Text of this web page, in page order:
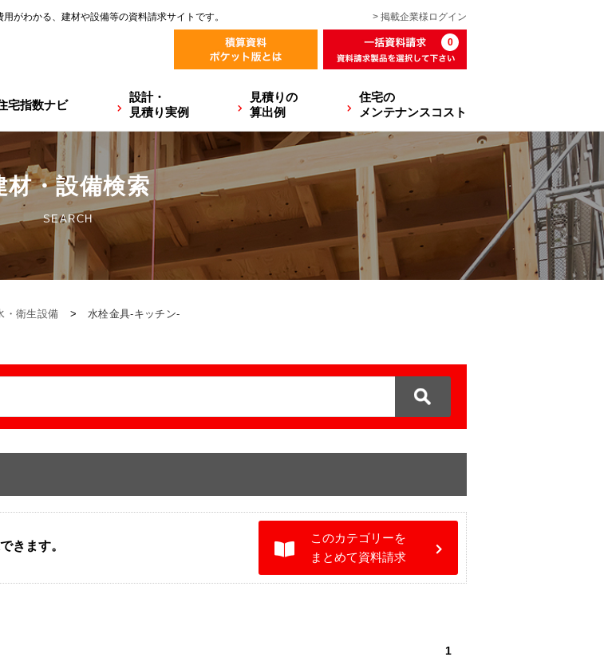
がわかる、建材や設備等の資料請求サイトです。 > 掲載企業様 ログイン
0
宅指数ナビ
設計・
見積り実例
見積りの
算出例
住宅の
メンテナンスコスト
材・設備検索
SEARCH
・衛生設備 > 水栓金具-キッチン-
きます。
このカテゴリーを
まとめて資料請求
1